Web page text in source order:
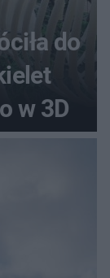
do
w 3D